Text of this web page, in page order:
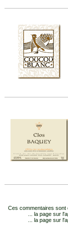
Ces commentaires sont
... la page sur
... la page sur